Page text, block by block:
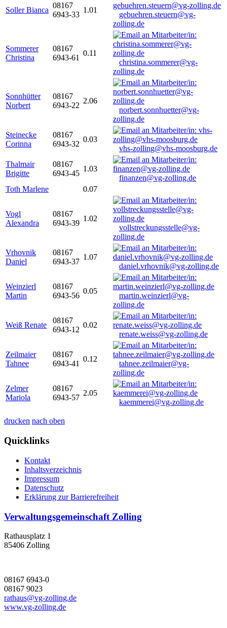
Soller Bianca
08167
6943-33
1.01
gebuehren.steuern@vg-
zolling.de
Sommerer
Christina
08167
6943-61
0.11
christina.sommerer@vg-
zolling.de
Sonnhütter
Norbert
08167
6943-22
2.06
norbert.sonnhuetter@vg-
zolling.de
Steinecke
Corinna
08167
6943-32
0.03
vhs-zolling@vhs-moosburg.de
Thalmair
Brigitte
08167
6943-45
1.03
finanzen@vg-zolling.de
Toth Marlene
0.07
Vogl
Alexandra
08167
6943-39
1.02
vollstreckungsstelle@vg-
zolling.de
Vrhovnik
Daniel
08167
6943-37
1.07
daniel.vrhovnik@vg-zolling.de
Weinzierl
Martin
08167
6943-56
0.05
martin.weinzierl@vg-
zolling.de
Weiß Renate
08167
6943-12
0.02
renate.weiss@vg-zolling.de
Zeilmaier
Tahnee
08167
6943-41
0.12
tahnee.zeilmaier@vg-
zolling.de
Zelmer
Mariola
08167
6943-57
2.05
kaemmerei@vg-zolling.de
drucken nach oben
Quicklinks
Kontakt
Inhaltsverzeichnis
Impressum
Datenschutz
Erklärung zur Barrierefreiheit
Verwaltungsgemeinschaft Zolling
Rathausplatz 1
85406 Zolling
08167 6943-0
08167 9023
rathaus@vg-zolling.de
www.vg-zolling.de